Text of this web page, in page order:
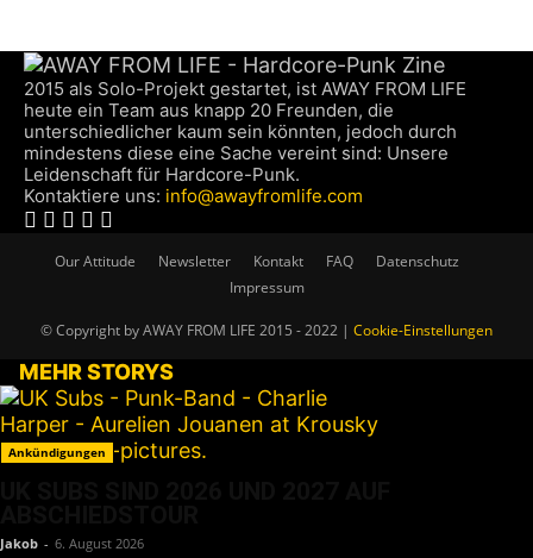
2015 als Solo-Projekt gestartet, ist AWAY FROM LIFE
heute ein Team aus knapp 20 Freunden, die
unterschiedlicher kaum sein könnten, jedoch durch
mindestens diese eine Sache vereint sind: Unsere
Leidenschaft für Hardcore-Punk.
Kontaktiere uns: info@awayfromlife.com
Our Attitude Newsletter Kontakt FAQ
Datenschutz
Impressum
© Copyright by AWAY FROM LIFE 2015 - 2022 | Cookie-Einstellungen
MEHR STORYS
Ankündigungen
Jakob - 6. August 2026